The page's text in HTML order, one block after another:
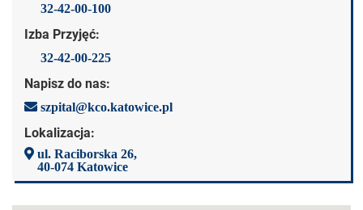
32-42-00-100
Izba Przyjęć:
32-42-00-225
Napisz do nas:
szpital@kco.katowice.pl
Lokalizacja:
ul. Raciborska 26,
40-074 Katowice